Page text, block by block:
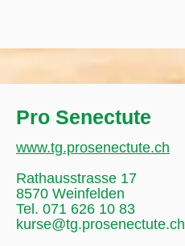
Pro Senectute
www.tg.prosenectute.ch
Rathausstrasse 17
8570 Weinfelden
Tel. 071 626 10 83
kurse@tg.prosenectute.ch